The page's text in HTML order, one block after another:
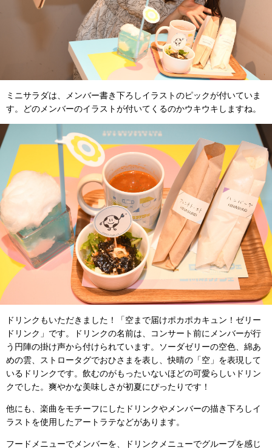
ミニサラダは、メンバー書き下ろしイラストのピックが付いていま
す。どのメンバーのイラストが付いてくるのかウキウキしますね。
ドリンクもいただきました！「空まで届けポカポカキュン！ゼリー
ドリンク」です。ドリンクの名前は、コンサート前にメンバーが行
う円陣の掛け声から付けられています。ソーダゼリーの空色、綿あ
めの雲、ストロータグでおひさまを表し、快晴の「空」を表現して
いるドリンクです。飲むのがもったいないほどの可愛らしいドリン
クでした。爽やかな美味しさが初夏にぴったりです！
他にも、楽曲をモチーフにしたドリンクやメンバーの描き下ろしイ
ラストを使用したアートラテなどがあります。
フードメニューでメンバーを、ドリンクメニューでグループを感じ